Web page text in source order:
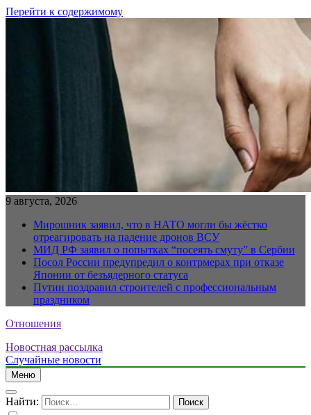
Перейти к содержимому
9 августа, 2026
Мирошник заявил, что в НАТО могли бы жёстко
отреагировать на падение дронов ВСУ
МИД РФ заявил о попытках “посеять смуту” в Сербии
Посол России предупредил о контрмерах при отказе
Японии от безъядерного статуса
Путин поздравил строителей с профессиональным
праздником
Отношения
Новостная рассылка
Случайные новости
Меню
Найти: